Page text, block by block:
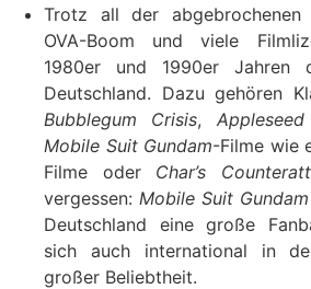
Trotz all der abgebrochenen
OVA-Boom und viele
1980er und 1990er Jahren
Deutschland. Dazu gehören
Bubblegum Crisis, Appleseed
Mobile Suit Gundam-Filme wie
Filme oder Char’s
vergessen: Mobile Suit
Deutschland eine große
sich auch international in
großer Beliebtheit.